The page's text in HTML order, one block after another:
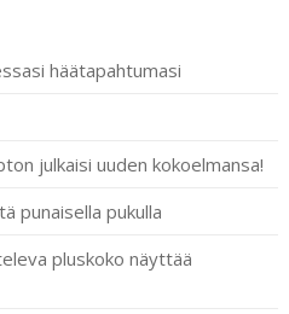
häätapahtumasi
julkaisi uuden kokoelmansa!
punaisella pukulla
pluskoko näyttää